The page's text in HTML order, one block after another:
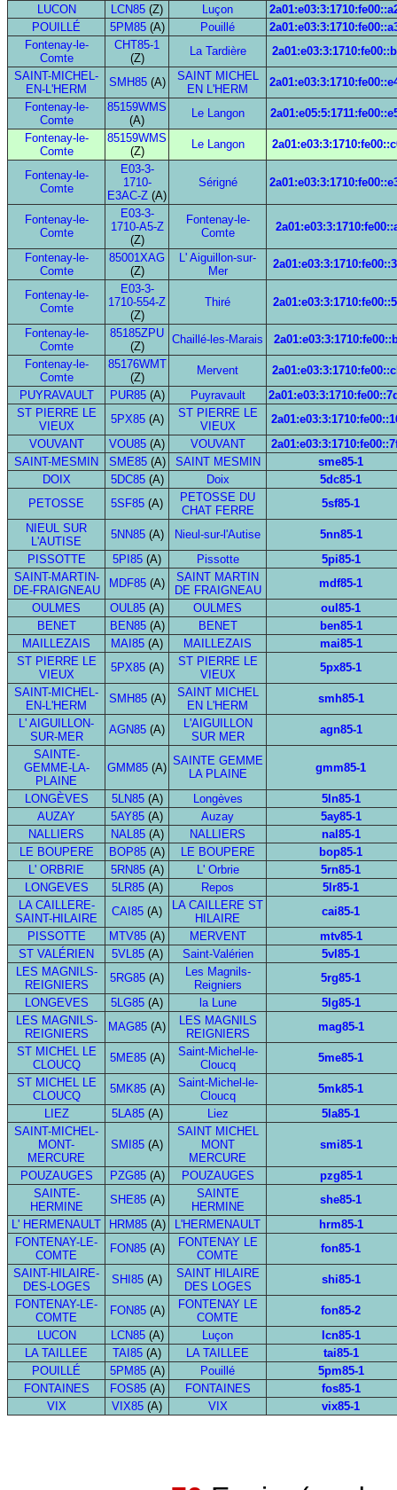
LUCON
LCN85 (Z) Luçon
POUILLÉ
5PM85(A) Pouillé
Fontenay-le-
Comte
CHT85-1
(Z)
La Tardière
SAINT-MICHEL-
EN-L'HERM
SMH85(A)
SAINT MICHEL
EN L'HERM
Fontenay-le-
Comte
85159WMS
(A)
Le Langon
Fontenay-le-
Comte
85159WMS
(Z)
Le Langon
Fontenay-le-
Comte
E03-3-
1710-
E3AC-Z (A)
Sérigné
Fontenay-le-
Comte
E03-3-
1710-A5-Z
(Z)
Fontenay-le-
Comte
Fontenay-le-
Comte
85001XAG
(Z)
L' Aiguillon-sur-
Mer
Fontenay-le-
Comte
E03-3-
1710-554-Z
(Z)
Thiré
Fontenay-le-
Comte
85185ZPU
(Z)
Chaillé-les-Marais
Fontenay-le-
Comte
85176WMT
(Z)
Mervent
PUYRAVAULT
PUR85(A) Puyravault
ST PIERRE LE
VIEUX
5PX85(A)
ST PIERRE LE
VIEUX
VOUVANT
VOU85 (A) VOUVANT
SAINT-MESMIN
SME85(A) SAINT MESMIN
sme85-1
DOIX
5DC85(A) Doix
5dc85-1
PETOSSE
5SF85 (A)
PETOSSE DU
CHAT FERRE
5sf85-1
NIEUL SUR
L'AUTISE
5NN85(A) Nieul-sur-l'Autise
5nn85-1
PISSOTTE
5PI85 (A) Pissotte
5pi85-1
SAINT-MARTIN-
DE-FRAIGNEAU
MDF85 (A)
SAINT MARTIN
DE FRAIGNEAU
mdf85-1
OULMES
OUL85 (A) OULMES
oul85-1
BENET
BEN85(A) BENET
ben85-1
MAILLEZAIS
MAI85 (A) MAILLEZAIS
mai85-1
ST PIERRE LE
VIEUX
5PX85(A)
ST PIERRE LE
VIEUX
5px85-1
SAINT-MICHEL-
EN-L'HERM
SMH85(A)
SAINT MICHEL
EN L'HERM
smh85-1
L' AIGUILLON-
SUR-MER
AGN85 (A)
L'AIGUILLON
SUR MER
agn85-1
SAINTE-
GEMME-LA-
PLAINE
GMM85 (A)
SAINTE GEMME
LA PLAINE
gmm85-1
LONGÈVES 5LN85(A) Longèves
5ln85-1
AUZAY
5AY85 (A) Auzay
5ay85-1
NALLIERS
NAL85(A) NALLIERS
nal85-1
LE BOUPERE
BOP85 (A) LE BOUPERE
bop85-1
L' ORBRIE
5RN85(A) L' Orbrie
5rn85-1
LONGEVES
5LR85(A) Repos
5lr85-1
LA CAILLERE-
SAINT-HILAIRE
CAI85 (A)
LA CAILLERE ST
HILAIRE
cai85-1
PISSOTTE
MTV85 (A) MERVENT
mtv85-1
ST VALÉRIEN
5VL85(A) Saint-Valérien
5vl85-1
LES MAGNILS-
REIGNIERS
5RG85 (A)
Les Magnils-
Reigniers
5rg85-1
LONGEVES
5LG85 (A) la Lune
5lg85-1
LES MAGNILS-
REIGNIERS
MAG85 (A)
LES MAGNILS
REIGNIERS
mag85-1
ST MICHEL LE
CLOUCQ
5ME85(A)
Saint-Michel-le-
Cloucq
5me85-1
ST MICHEL LE
CLOUCQ
5MK85(A)
Saint-Michel-le-
Cloucq
5mk85-1
LIEZ
5LA85(A) Liez
5la85-1
SAINT-MICHEL-
MONT-
MERCURE
SMI85 (A)
SAINT MICHEL
MONT
MERCURE
smi85-1
POUZAUGES PZG85(A) POUZAUGES
pzg85-1
SAINTE-
HERMINE
SHE85(A)
SAINTE
HERMINE
she85-1
L' HERMENAULT
HRM85(A) L'HERMENAULT
hrm85-1
FONTENAY-LE-
COMTE
FON85(A)
FONTENAY LE
COMTE
fon85-1
SAINT-HILAIRE-
DES-LOGES
SHI85 (A)
SAINT HILAIRE
DES LOGES
shi85-1
FONTENAY-LE-
COMTE
FON85(A)
FONTENAY LE
COMTE
fon85-2
LUCON
LCN85(A) Luçon
lcn85-1
LA TAILLEE
TAI85 (A) LA TAILLEE
tai85-1
POUILLÉ
5PM85(A) Pouillé
5pm85-1
FONTAINES
FOS85(A) FONTAINES
fos85-1
VIX
VIX85 (A) VIX vix85-1